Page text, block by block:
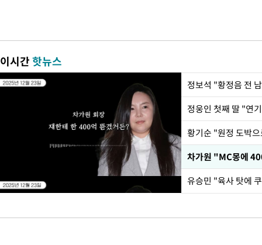
이시간핫뉴스
정웅인 첫째 딸 "연
황기순 "원정 도박